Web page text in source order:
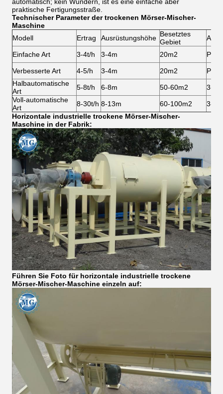
praktische Fertigungsstraße.
Technischer Parameter der trockenen Mörser-Mischer-
Maschine
Modell
Ertrag Ausrüstungshöhe Besetztes
Gebiet
Einfache Art 3-4t/h 3-4m 20m2
Verbesserte Art 4-5/h 3-4m 20m2
Halbautomatische
Art
5-8t/h 6-8m 50-60m2
3-4
Voll-automatische
Art
8-30t/h 8-13m 60-100m2
3-4
Horizontale industrielle trockene Mörser-Mischer-
Maschine in der Fabrik:
Führen Sie Foto für horizontale industrielle trockene
Mörser-Mischer-Maschine einzeln auf: